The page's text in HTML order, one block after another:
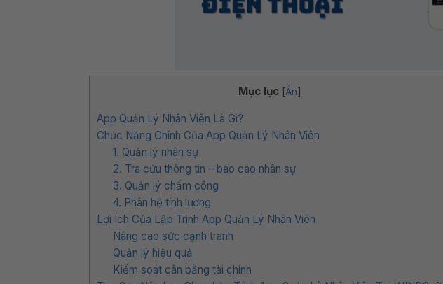
Mục lục [Ẩn]
App Quản Lý Nhân Viên Là Gì?
Chức Năng Chính Của App Quản Lý Nhân Viên
1. Quản lý nhân sự
2. Tra cứu thông tin – báo cáo nhân sự
3. Quản lý chấm công
4. Phân hệ tính lương
Lợi Ích Của Lập Trình App Quản Lý Nhân Viên
Nâng cao sức cạnh tranh
Quản lý hiệu quả
Kiểm soát cân bằng tài chính